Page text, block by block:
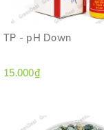
TP - pH Down
15.000₫